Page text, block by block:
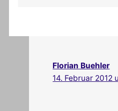
Florian Buehler
14. Februar 2012